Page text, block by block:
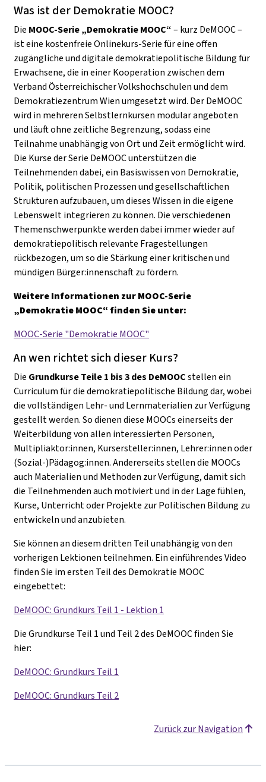
Was ist der Demokratie MOOC?
Die MOOC-Serie „Demokratie MOOC“– kurz DeMOOC –
ist eine kostenfreie Onlinekurs-Serie für eine offen
zugängliche und digitale demokratiepolitische Bildung für
Erwachsene, die in einer Kooperation zwischen dem
Verband Österreichischer Volkshochschulen und dem
Demokratiezentrum Wien umgesetzt wird. Der DeMOOC
wird in mehreren Selbstlernkursen modular angeboten
und läuft ohne zeitliche Begrenzung, sodass eine
Teilnahme unabhängig von Ort und Zeit ermöglicht wird.
Die Kurse der Serie DeMOOC unterstützen die
Teilnehmenden dabei, ein Basiswissen von Demokratie,
Politik, politischen Prozessen und gesellschaftlichen
Strukturen aufzubauen, um dieses Wissen in die eigene
Lebenswelt integrieren zu können. Die verschiedenen
Themenschwerpunkte werden dabei immer wieder auf
demokratiepolitisch relevante Fragestellungen
rückbezogen, um so die Stärkung einer kritischen und
mündigen Bürger:innenschaft zu fördern.
Weitere Informationen zur MOOC-Serie
„Demokratie MOOC“ finden Sie unter:
MOOC-Serie "Demokratie MOOC"
An wen richtet sich dieser Kurs?
Die Grundkurse Teile 1 bis 3 des DeMOOCstellen ein
Curriculum für die demokratiepolitische Bildung dar, wobei
die vollständigen Lehr- und Lernmaterialien zur Verfügung
gestellt werden. So dienen diese MOOCs einerseits der
Weiterbildung von allen interessierten Personen,
Multipliaktor:innen, Kursersteller:innen, Lehrer:innen oder
(Sozial-)Pädagog:innen. Andererseits stellen die MOOCs
auch Materialien und Methoden zur Verfügung, damit sich
die Teilnehmenden auch motiviert und in der Lage fühlen,
Kurse, Unterricht oder Projekte zur Politischen Bildung zu
entwickeln und anzubieten.
Sie können an diesem dritten Teil unabhängig von den
vorherigen Lektionen teilnehmen. Ein einführendes Video
finden Sie im ersten Teil des Demokratie MOOC
eingebettet:
DeMOOC: Grundkurs Teil 1 - Lektion 1
Die Grundkurse Teil 1 und Teil 2 des DeMOOC finden Sie
hier:
DeMOOC: Grundkurs Teil 1
DeMOOC: Grundkurs Teil 2
Zurück zur Navigation